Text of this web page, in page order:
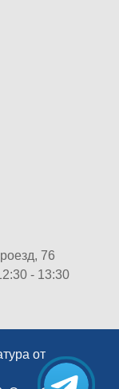
76
- 13:30
от